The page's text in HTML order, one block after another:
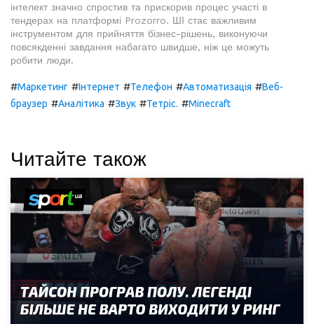
інтелект значно спростив та прискорив процес участі в
тендерах на платформі Prozorro. ШІ стає важливим
інструментом для прийняття бізнес-рішень, виконуючи
повсякденні завдання набагато швидше, ніж це можуть
робити люди.
#Маркетинг #Інтернет #Телефон #Автоматизація #Веб-
браузер #Аналітика #Звук #Тетріс. #Minecraft
Читайте також